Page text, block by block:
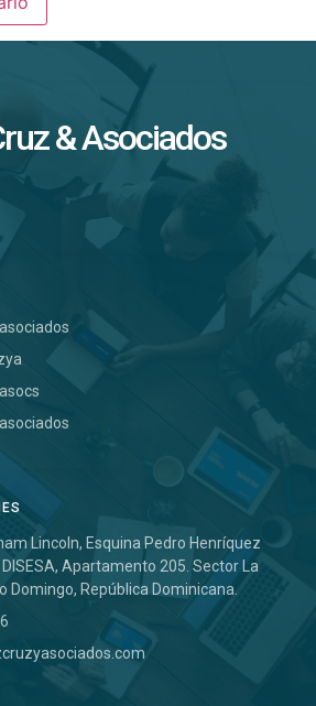
Lincoln, Esquina Pedro Henríquez
Apartamento 205. Sector La
Domingo, República Dominicana.
& Asociados